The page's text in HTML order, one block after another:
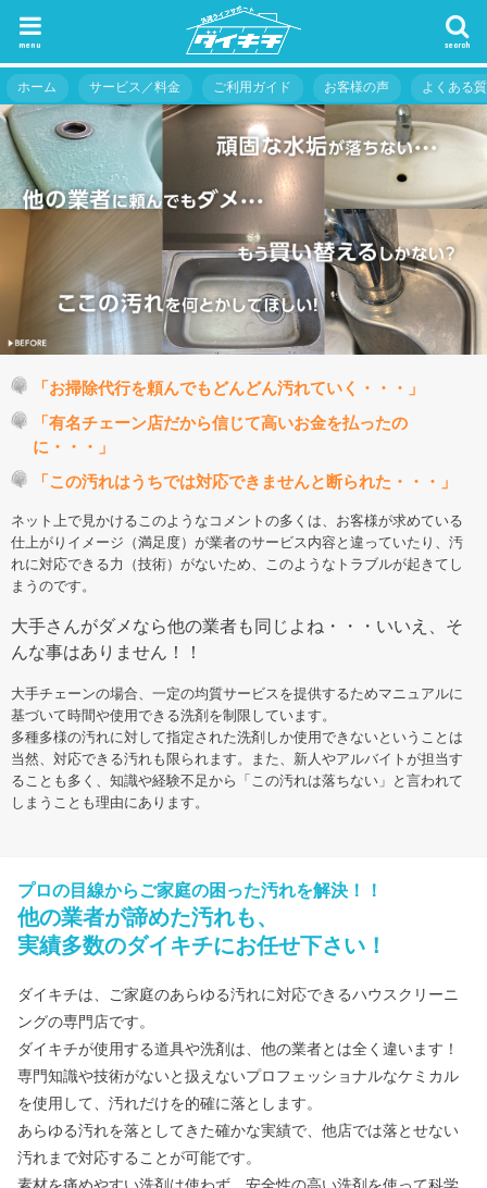
search
menu
ホーム サービス／料金 ご利用ガイド お客様の声 よくある
「お掃除代行を頼んでもどんどん汚れていく・・・」
「有名チェーン店だから信じて高いお金を払ったの
に・・・」
「この汚れはうちでは対応できませんと断られた・・・」
ネット上で見かけるこのようなコメントの多くは、お客様が求めている
仕上がりイメージ（満足度）が業者のサービス内容と違っていたり、汚
れに対応できる力（技術）がないため、このようなトラブルが起きてし
まうのです。
大手さんがダメなら他の業者も同じよね・・・いいえ、そ
んな事はありません！！
大手チェーンの場合、一定の均質サービスを提供するためマニュアルに
基づいて時間や使用できる洗剤を制限しています。
多種多様の汚れに対して指定された洗剤しか使用できないということは
当然、対応できる汚れも限られます。また、新人やアルバイトが担当す
ることも多く、知識や経験不足から「この汚れは落ちない」と言われて
しまうことも理由にあります。
プロの目線からご家庭の困った汚れを解決！！
他の業者が諦めた汚れも、
実績多数のダイキチにお任せ下さい！
ダイキチは、ご家庭のあらゆる汚れに対応できるハウスクリーニ
ングの専門店です。
ダイキチが使用する道具や洗剤は、他の業者とは全く違います！
専門知識や技術がないと扱えないプロフェッショナルなケミカル
を使用して、汚れだけを的確に落とします。
あらゆる汚れを落としてきた確かな実績で、他店では落とせない
汚れまで対応することが可能です。